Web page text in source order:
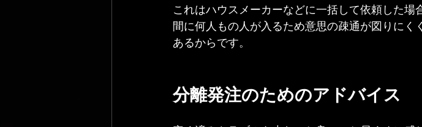
これはハウスメーカーなどに一括して依頼した
間に何人もの人が入るため意思の疎通が図りに
あるからです。
分離発注のためのアドバイス